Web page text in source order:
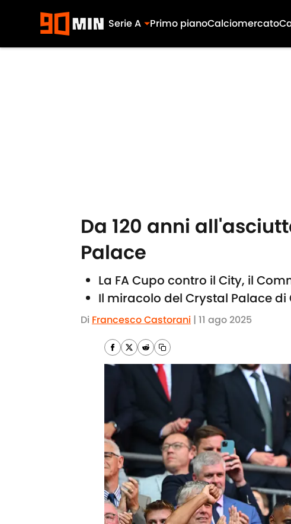
Serie A Primo pianoCalciomercato
Da 120 anni
Palace
La FA Cupo contro il City, il
Il miracolo del Crystal Palace di
Di Francesco Castorani | 11 ago 2025